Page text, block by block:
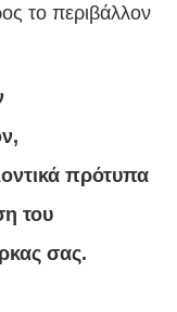
το περιβάλλον
πρότυπα
του
σας.